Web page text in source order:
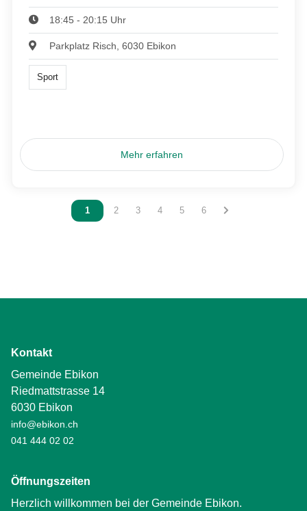
18:45 - 20:15 Uhr
Parkplatz Risch, 6030 Ebikon
Sport
Mehr erfahren
Vous êtes sur la page
1 Vous êtes sur la page
2 Vous êtes sur la page
3 Vous êtes sur la page
4 Vous êtes sur la page
5 Vous êtes sur la page
6
Kontakt
Gemeinde Ebikon
Riedmattstrasse 14
6030 Ebikon
info@ebikon.ch
041 444 02 02
Öffnungszeiten
Herzlich willkommen bei der Gemeinde Ebikon.